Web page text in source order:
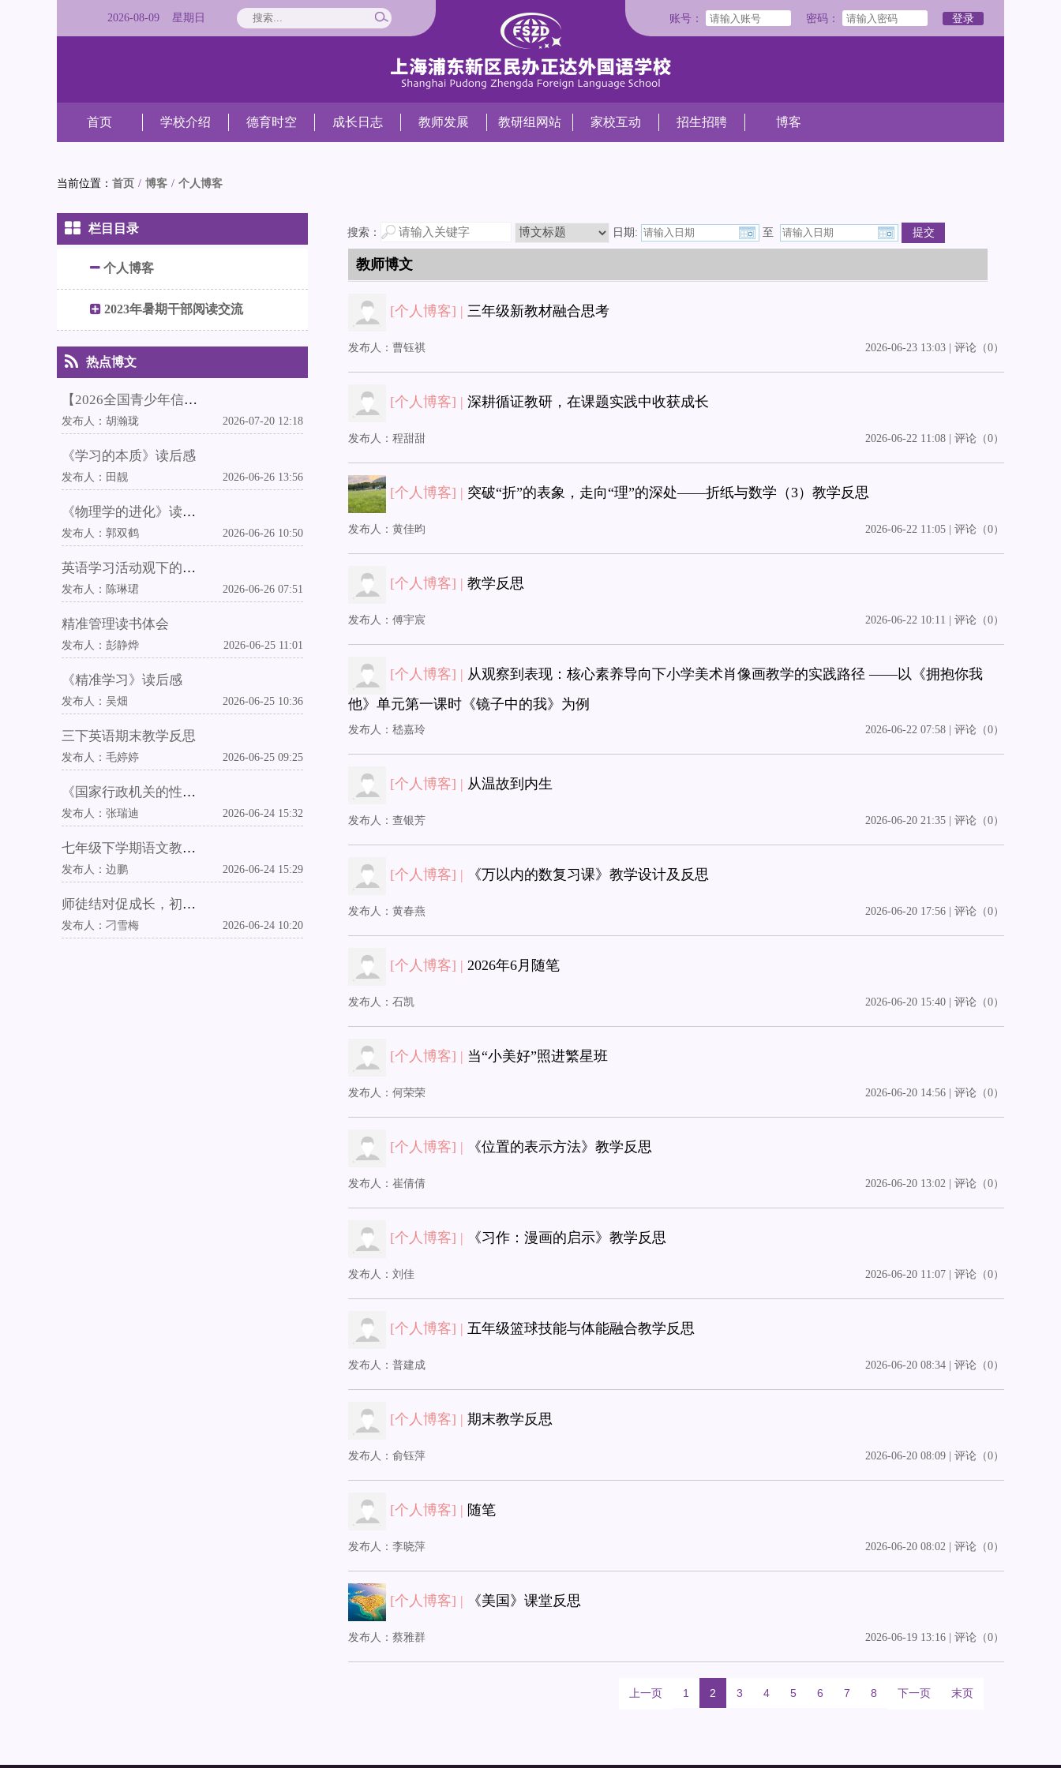
2026-08-09 星期 日 账号： 密码： 登录
首页 学校介绍 德育时空 成长日志 教师发展 教研组网站 家校互动 招生招聘 博客
当前位置： 首页 / 博客 / 个人博客
栏目目录
个人博客
2023年暑期干部阅读交流
热点博文
【2026全国青少年信息素养大赛华东赛区（上海）复赛】执裁心得
发布人：胡瀚珑 2026-07-20 12:18
《学习的本质》读后感
发布人： 田靓 2026-06-26 13:56
《物理学的进化》读后感
发布人：郭双鹤 2026-06-26 10:50
英语学习活动观下的中外教融合英语教学实践
发布人： 陈琳珺 2026-06-26 07:51
精准管理读书体会
发布人：彭静烨 2026-06-25 11:01
《精准学习》读后感
发布人： 吴畑 2026-06-25 10:36
三下英语期末教学反思
发布人：毛婷婷 2026-06-25 09:25
《国家行政机关的性质和职权》教学反思
发布人：张瑞迪 2026-06-24 15:32
七年级下学期语文教学工作总结
发布人：边鹏 2026-06-24 15:29
师徒结对促成长，初心笃行育新人
发布人：刁雪梅 2026-06-24 10:20
搜索： 日期: 至 提交
教师博文
[个人博客] | 三年级新教材融合思考
发布人：曹钰祺 2026-06-23 13:03 | 评论（0）
[个人博客] | 深耕循证教研，在课题实践中收获成长
发布人：程甜甜 2026-06-22 11:08 | 评论（0）
[个人博客] | 突破“折”的表象，走向“理”的深处——折纸与数学（3）教学反思
发布人：黄佳昀 2026-06-22 11:05 | 评论（0）
[个人博客] | 教学反思
发布人：傅宇宸 2026-06-22 10:11 | 评论（0）
[个人博客] | 从观察到表现：核心素养导向下小学美术肖像画教学的实践路径 ——以《拥抱你我
他》单元第一课时《镜子中的我》为例
发布人：嵇嘉玲 2026-06-22 07:58 | 评论（0）
[个人博客] | 从温故到内生
发布人：查银芳 2026-06-20 21:35 | 评论（0）
[个人博客] | 《万以内的数复习课》教学设计及反思
发布人：黄春燕 2026-06-20 17:56 | 评论（0）
[个人博客] | 2026年6月随笔
发布人：石凯 2026-06-20 15:40 | 评论（0）
[个人博客] | 当“小美好”照进繁星班
发布人：何荣荣 2026-06-20 14:56 | 评论（0）
[个人博客] | 《位置的表示方法》教学反思
发布人：崔倩倩 2026-06-20 13:02 | 评论（0）
[个人博客] | 《习作：漫画的启示》教学反思
发布人：刘佳 2026-06-20 11:07 | 评论（0）
[个人博客] | 五年级篮球技能与体能融合教学反思
发布人：普建成 2026-06-20 08:34 | 评论（0）
[个人博客] | 期末教学反思
发布人：俞钰萍 2026-06-20 08:09 | 评论（0）
[个人博客] | 随笔
发布人：李晓萍 2026-06-20 08:02 | 评论（0）
[个人博客] | 《美国》课堂反思
发布人：蔡雅群 2026-06-19 13:16 | 评论（0）
上一页 1 2 3 4 5 6 7 8 下一页 末页